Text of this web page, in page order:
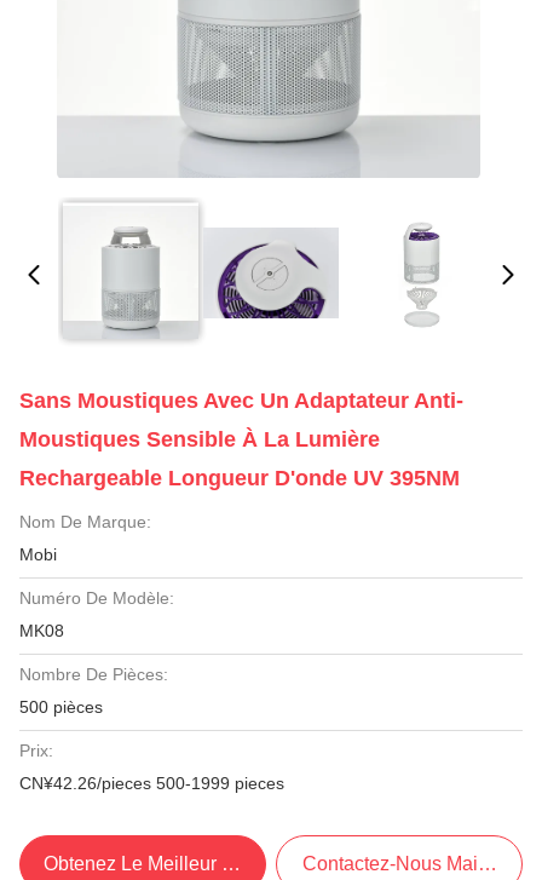
Sans Moustiques Avec Un Adaptateur Anti-
Moustiques Sensible À La Lumière
Rechargeable Longueur D'onde UV 395NM
Nom De Marque:
Mobi
Numéro De Modèle:
MK08
Nombre De Pièces:
500 pièces
Prix:
CN¥42.26/pieces 500-1999 pieces
Obtenez Le Meilleur Prix Contactez-Nous Maintenant